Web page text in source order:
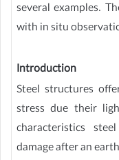
several examples.
with in situ
Introduction
Steel structures
stress due their
characteristics
damage after an